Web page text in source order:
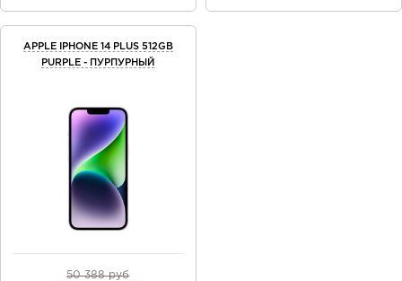
APPLE IPHONE 14 PLUS 512GB
PURPLE - ПУРПУРНЫЙ
50 388 руб